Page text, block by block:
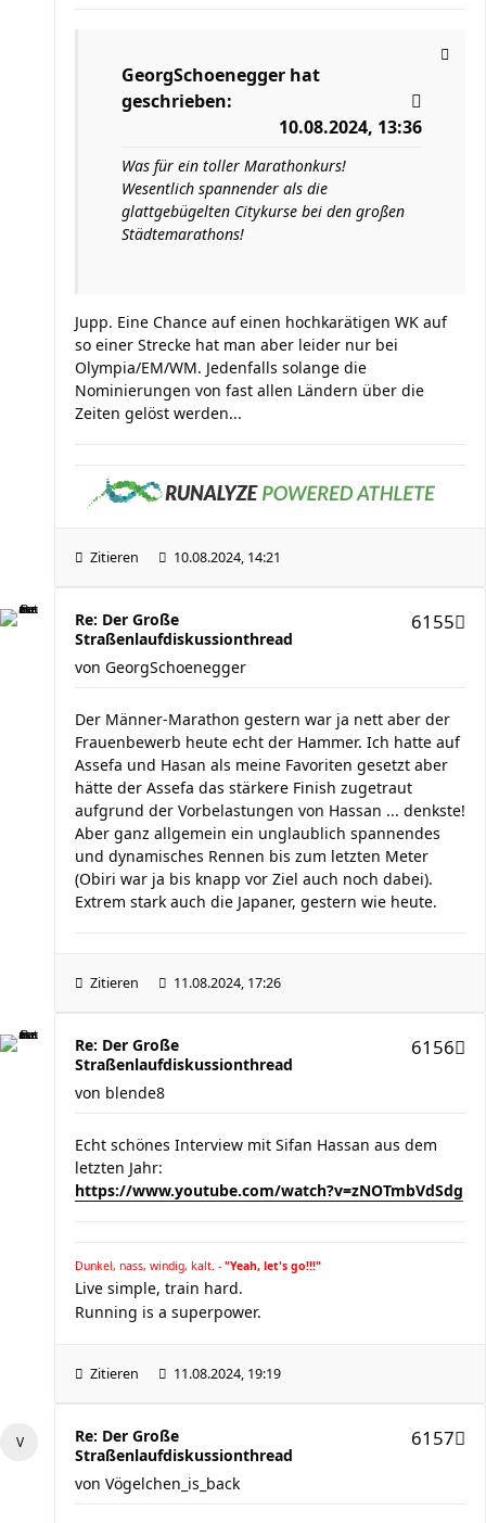
GeorgSchoenegger hat
geschrieben:
10.08.2024, 13:36
Was für ein toller Marathonkurs!
Wesentlich spannender als die
glattgebügelten Citykurse bei den großen
Städtemarathons!
Jupp. Eine Chance auf einen hochkarätigen WK auf
so einer Strecke hat man aber leider nur bei
Olympia/EM/WM. Jedenfalls solange die
Nominierungen von fast allen Ländern über die
Zeiten gelöst werden...
Zitieren 10.08.2024, 14:21
Re: Der Große
Straßenlaufdiskussionthread
6155
von GeorgSchoenegger
Der Männer-Marathon gestern war ja nett aber der
Frauenbewerb heute echt der Hammer. Ich hatte auf
Assefa und Hasan als meine Favoriten gesetzt aber
hätte der Assefa das stärkere Finish zugetraut
aufgrund der Vorbelastungen von Hassan ... denkste!
Aber ganz allgemein ein unglaublich spannendes
und dynamisches Rennen bis zum letzten Meter
(Obiri war ja bis knapp vor Ziel auch noch dabei).
Extrem stark auch die Japaner, gestern wie heute.
Zitieren 11.08.2024, 17:26
Re: Der Große
Straßenlaufdiskussionthread
6156
von blende8
Echt schönes Interview mit Sifan Hassan aus dem
letzten Jahr:
https://www.youtube.com/watch?v=zNOTmbVdSdg
Dunkel, nass, windig, kalt. - "Yeah, let's go!!!"
Live simple, train hard.
Running is a superpower.
Zitieren 11.08.2024, 19:19
Re: Der Große
Straßenlaufdiskussionthread
6157
von Vögelchen_is_back